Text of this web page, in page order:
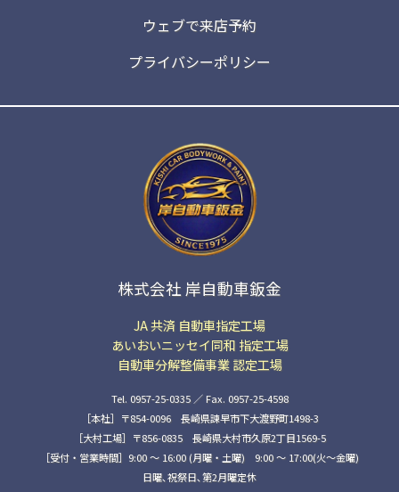
ウェブで来店予約
プライバシーポリシー
株式会社 岸自動車鈑金
JA 共済 自動車指定工場
あいおいニッセイ同和 指定工場
自動車分解整備事業 認定工場
Tel. 0957-25-0335 ／ Fax. 0957-25-4598
［本社］〒854-0096 長崎県諫早市下大渡野町1498-3
［大村工場］〒856-0835 長崎県大村市久原2丁目1569-5
［受付・営業時間］9:00 ～ 16:00 (月曜・土曜) 9:00 〜 17:00(火〜金曜)
日曜､祝祭日､第2月曜定休